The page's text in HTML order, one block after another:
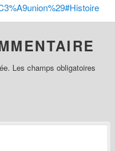
Les champs obligatoires